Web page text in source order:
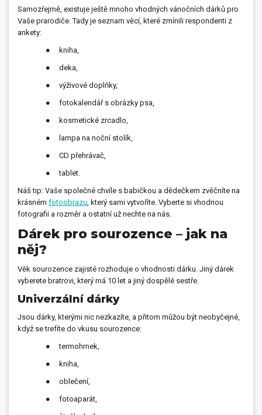
Samozřejmě, existuje ještě mnoho vhodných vánočních dárků pro
Vaše prarodiče. Tady je seznam věcí, které zmínili respondenti z
ankety:
● kniha,
● deka,
● výživové doplňky,
● fotokalendář s obrázky psa,
● kosmetické zrcadlo,
● lampa na noční stolík,
● CD přehrávač,
● tablet.
Náš tip: Vaše společné chvíle s babičkou a dědečkem zvěčníte na
krásném fotoobrazu , který sami vytvoříte. Vyberte si vhodnou
fotografii a rozměr a ostatní už nechte na nás.
Dárek pro sourozence – jak na
něj?
Věk sourozence zajisté rozhoduje o vhodnosti dárku. Jiný dárek
vyberete bratrovi, který má 10 let a jiný dospělé sestře.
Univerzální dárky
Jsou dárky, kterými nic nezkazíte, a přitom můžou být neobyčejné,
když se trefíte do vkusu sourozence:
● termohrnek,
● kniha,
● oblečení,
● fotoaparát,